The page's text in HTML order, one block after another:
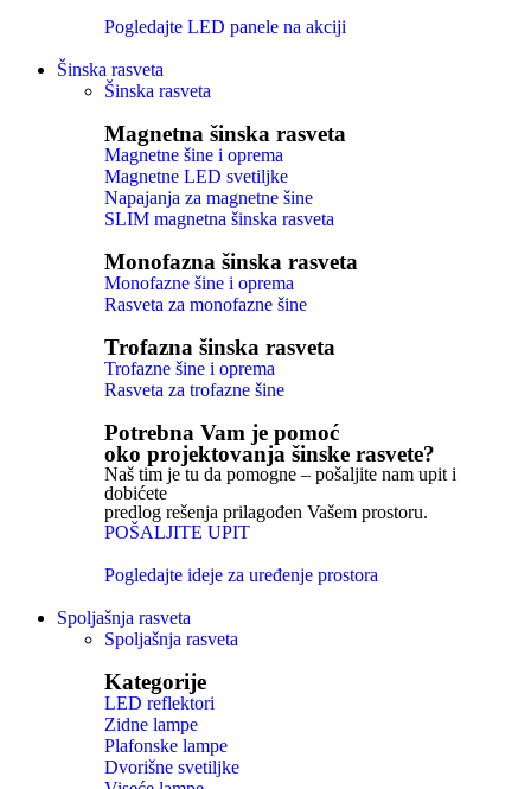
Pogledajte LED panele na akciji
Šinska rasveta
Šinska rasveta
Magnetna šinska rasveta
Magnetne šine i oprema
Magnetne LED svetiljke
Napajanja za magnetne šine
SLIM magnetna šinska rasveta
Monofazna šinska rasveta
Monofazne šine i oprema
Rasveta za monofazne šine
Trofazna šinska rasveta
Trofazne šine i oprema
Rasveta za trofazne šine
Potrebna Vam je pomoć
oko projektovanja šinske rasvete?
Naš tim je tu da pomogne – pošaljite nam upit i
dobićete
predlog rešenja prilagođen Vašem prostoru.
POŠALJITE UPIT
Pogledajte ideje za uređenje prostora
Spoljašnja rasveta
Spoljašnja rasveta
Kategorije
LED reflektori
Zidne lampe
Plafonske lampe
Dvorišne svetiljke